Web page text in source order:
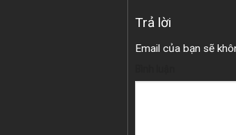
Trả lời
Email của bạn sẽ